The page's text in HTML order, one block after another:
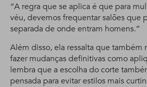
“A regra que se aplica é que para
véu, devemos frequentar salões que
separada de onde entram homens.”
Além disso, ela ressalta que também
fazer mudanças definitivas como
lembra que a escolha do corte
pensada para evitar estilos mais